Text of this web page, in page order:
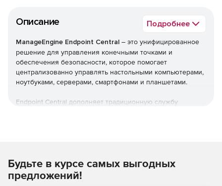
Описание Подробнее
ManageEngine Endpoint Central – это унифицированное
решение для управления конечными точками и
обеспечения безопасности, которое помогает
централизованно управлять настольными компьютерами,
ноутбуками, серверами, смартфонами и планшетами.
Endpoint Central дополняет традиционную службу
образов и развертывание ОС. Кроме того,решение
позволяет управлять активами и лицензиями на ПО,
отслеживать статистику использования ПО, управлять
Будьте в курсе самых выгодных
предложений!